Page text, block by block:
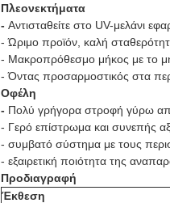
Πλεονεκτήματα
- Αντισταθείτε στο UV-μελάνι
- Ώριμο προϊόν, καλή
- Μακροπρόθεσμο μήκος με το
- Όντας προσαρμοστικός στα
Οφέλη
- Πολύ γρήγορα στροφή γύρω
- Γερό επίστρωμα και συνεπής
- συμβατό σύστημα με τους
- εξαιρετική ποιότητα της
Προδιαγραφή
Έκθεση